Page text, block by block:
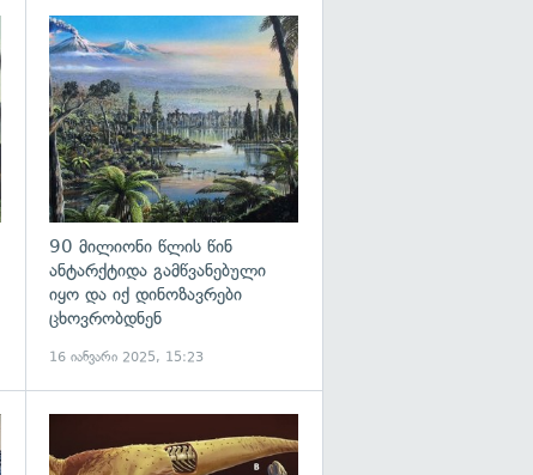
გადახედვა
90 მილიონი წლის წინ
ანტარქტიდა გამწვანებული
იყო და იქ დინოზავრები
ცხოვრობდნენ
16 იანვარი 2025, 15:23